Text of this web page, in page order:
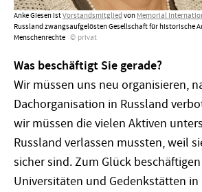
Anke Giesen istVorstandsmitgliedvon Memorial
Russland zwangsaufgelösten Gesellschaft für historische
Menschenrechte
privat
Was beschäftigt Sie gerade?
Wir müssen uns neu organisieren,
Dachorganisation in Russland
wir müssen die vielen Aktiven
Russland verlassen mussten, weil
sicher sind. Zum Glück
Universitäten und Gedenkstätten